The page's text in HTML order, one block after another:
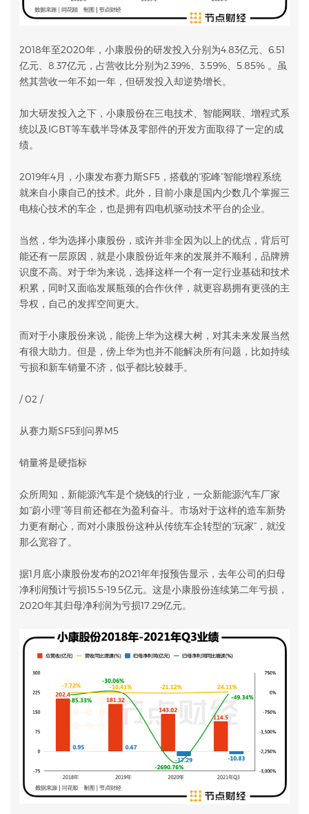
2018年至2020年，小康股份的研发投入分别为4.83亿元、6.51
亿元、8.37亿元，占营收比分别为2.39%、3.59%、5.85% 。虽
然其营收一年不如一年，但研发投入却逆势增长。
加大研发投入之下，小康股份在三电技术、智能网联、增程式系
统以及IGBT等车载半导体及零部件的开发方面取得了一定的成
绩。
2019年4月，小康发布赛力斯SF5，搭载的“驼峰”智能增程系统
就来自小康自己的技术。此外，目前小康是国内少数几个掌握三
电核心技术的车企，也是拥有四电机驱动技术平台的企业。
当然，华为选择小康股份，或许并非全因为以上的优点，背后可
能还有一层原因，就是小康股份近年来的发展并不顺利，品牌辨
识度不高。对于华为来说，选择这样一个有一定行业基础和技术
积累，同时又面临发展瓶颈的合作伙伴，就更容易拥有更强的主
导权，自己的发挥空间更大。
而对于小康股份来说，能傍上华为这棵大树，对其未来发展当然
有很大助力。但是，傍上华为也并不能解决所有问题，比如持续
亏损和新车销量不济，似乎都比较棘手。
/ 02 /
从赛力斯SF5到问界M5
销量将是硬指标
众所周知，新能源汽车是个烧钱的行业，一众新能源汽车厂家
如“蔚小理”等目前还都在为盈利奋斗。市场对于这样的造车新势
力更有耐心，而对小康股份这种从传统车企转型的“玩家”，就没
那么宽容了。
据1月底小康股份发布的2021年年报预告显示，去年公司的归母
净利润预计亏损15.5-19.5亿元。这是小康股份连续第二年亏损，
2020年其归母净利润为亏损17.29亿元。